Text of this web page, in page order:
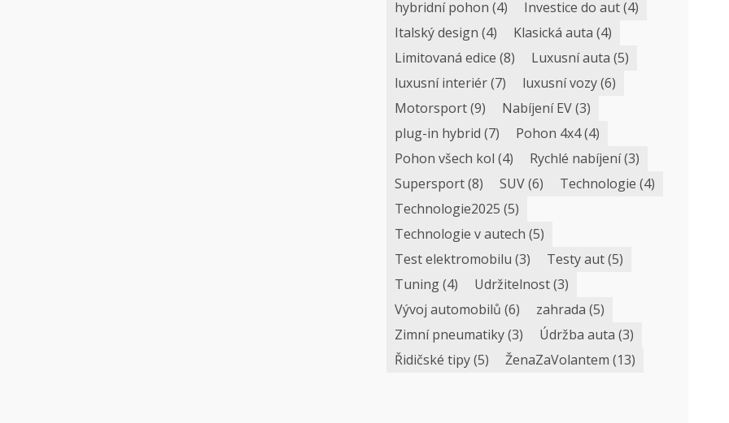
hybridní pohon (4) Investice do aut(4)
Italský design (4) Klasická auta (4)
Limitovaná edice (8) Luxusní auta (5)
luxusní interiér(7) luxusní vozy(6)
Motorsport(9) Nabíjení EV(3)
plug-in hybrid (7) Pohon 4x4(4)
Pohon všech kol (4) Rychlé nabíjení(3)
Supersport(8) SUV(6) Technologie (4)
Technologie2025 (5)
Technologie v autech (5)
Test elektromobilu (3) Testy aut(5)
Tuning(4) Udržitelnost(3)
Vývoj automobilů (6) zahrada (5)
Zimní pneumatiky(3) Údržba auta (3)
Řidičské tipy(5) ŽenaZaVolantem (13)